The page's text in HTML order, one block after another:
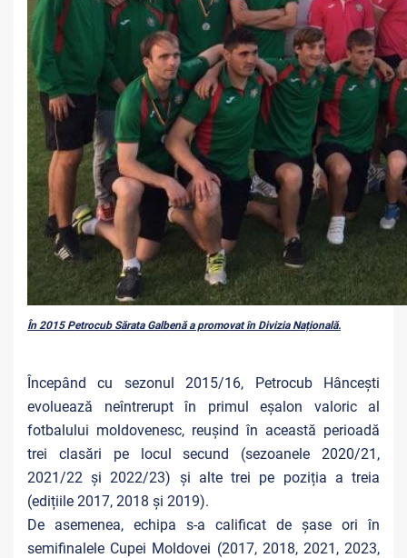
În 2015 Petrocub Sărata Galbenă a promovat în Divizia Națională.
Începând cu sezonul 2015/16, Petrocub Hâncești
evoluează neîntrerupt în primul eșalon valoric al
fotbalului moldovenesc, reușind în această perioadă
trei clasări pe locul secund (sezoanele 2020/21,
2021/22 și 2022/23) și alte trei pe poziția a treia
(edițiile 2017, 2018 și 2019).
De asemenea, echipa s-a calificat de șase ori în
semifinalele Cupei Moldovei (2017, 2018, 2021, 2023,